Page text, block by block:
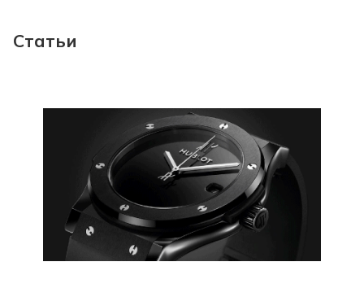
Статьи